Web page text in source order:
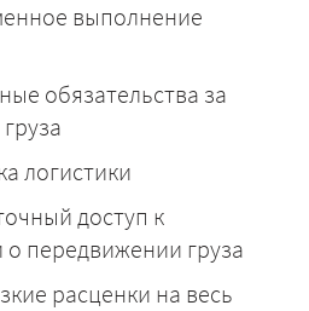
выполнение
обязательства за
логистики
доступ к
передвижении груза
расценки на весь